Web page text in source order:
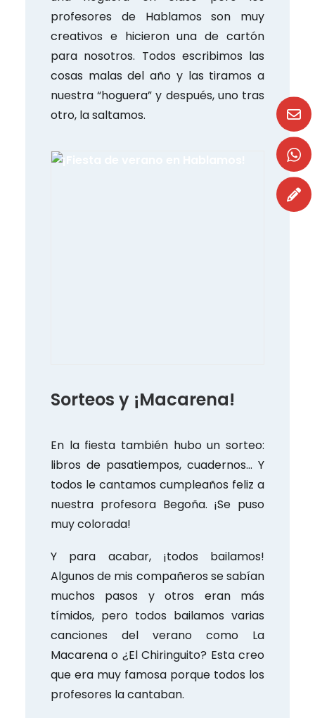
profesores de Hablamos son muy
creativos e hicieron una de cartón
para nosotros. Todos escribimos las
cosas malas del año y las tiramos a
nuestra “hoguera” y después, uno tras
otro, la saltamos.
Sorteos y ¡Macarena!
En la fiesta también hubo un sorteo:
libros de pasatiempos, cuadernos… Y
todos le cantamos cumpleaños feliz a
nuestra profesora Begoña. ¡Se puso
muy colorada!
Y para acabar, ¡todos bailamos!
Algunos de mis compañeros se sabían
muchos pasos y otros eran más
tímidos, pero todos bailamos varias
canciones del verano como La
Macarena o ¿El Chiringuito? Esta creo
que era muy famosa porque todos los
profesores la cantaban.